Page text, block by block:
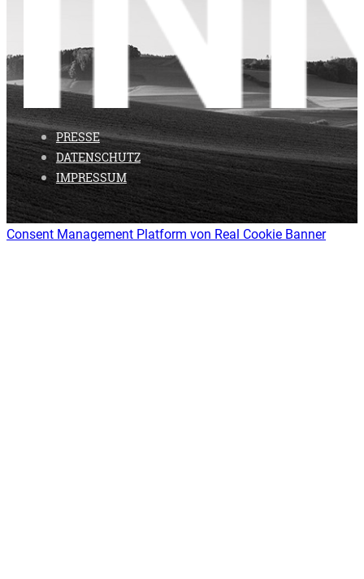
PRESSE
DATENSCHUTZ
IMPRESSUM
Consent Management Platform von Real Cookie Banner